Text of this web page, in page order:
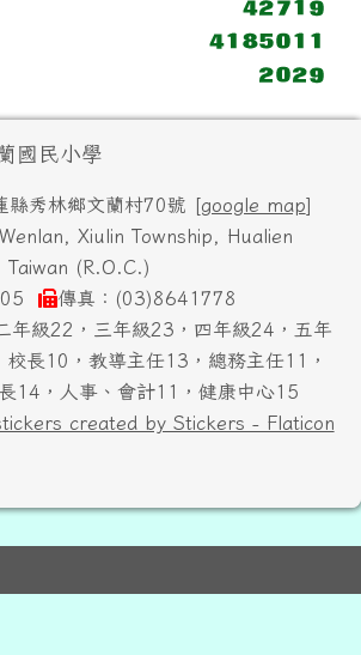
國民小學
秀林鄉文蘭村70號 [google map]
Xiulin Township, Hualien
(R.O.C.)
傳真：(03)8641778
年級22，三年級23，四年級24，五年
長10，教導主任13，總務主任11，
14，人事、會計11，健康中心15
created by Stickers - Flaticon